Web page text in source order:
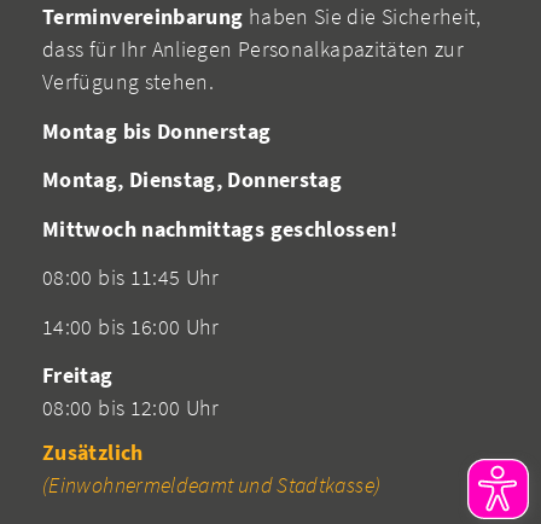
Terminvereinbarung haben Sie die Sicherheit,
dass für Ihr Anliegen Personalkapazitäten zur
Verfügung stehen.
Montag bis Donnerstag
Montag, Dienstag, Donnerstag
Mittwoch nachmittags geschlossen!
08:00 bis 11:45 Uhr
14:00 bis 16:00 Uhr
Freitag
08:00 bis 12:00 Uhr
Zusätzlich
(Einwohnermeldeamt und Stadtkasse)